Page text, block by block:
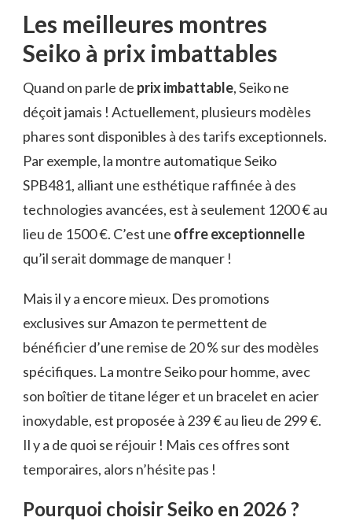
Les meilleures montres
Seiko à prix imbattables
Quand on parle de prix imbattable, Seiko ne
déçoit jamais ! Actuellement, plusieurs modèles
phares sont disponibles à des tarifs exceptionnels.
Par exemple, la montre automatique Seiko
SPB481, alliant une esthétique raffinée à des
technologies avancées, est à seulement 1200 € au
lieu de 1500 €. C’est une offre exceptionnelle
qu’il serait dommage de manquer !
Mais il y a encore mieux. Des promotions
exclusives sur Amazon te permettent de
bénéficier d’une remise de 20 % sur des modèles
spécifiques. La montre Seiko pour homme, avec
son boîtier de titane léger et un bracelet en acier
inoxydable, est proposée à 239 € au lieu de 299 €.
Il y a de quoi se réjouir ! Mais ces offres sont
temporaires, alors n’hésite pas !
Pourquoi choisir Seiko en 2026 ?